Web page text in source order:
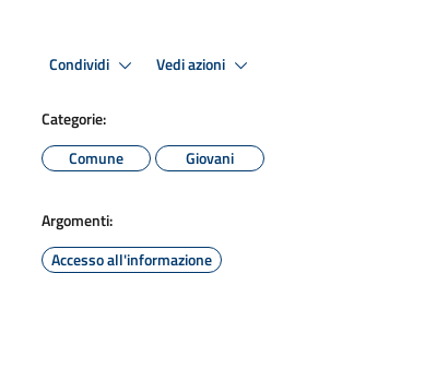
Condividi Vedi azioni
Categorie:
Comune
Giovani
Argomenti:
Accesso all'informazione